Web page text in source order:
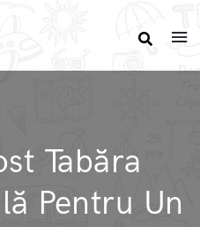
Tabăra
Pentru Un